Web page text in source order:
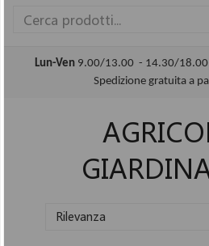
Lun-Ven 9.00/13.00 - 14.30/
Spedizione gratuita a
Rilevanza